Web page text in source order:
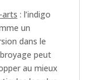
arts : l’indigo
un
dans le
peut
au mieux